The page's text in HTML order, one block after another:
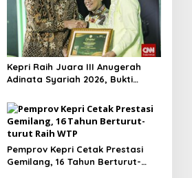
Kepri Raih Juara III Anugerah
Adinata Syariah 2026, Bukti
Pemprov Kepri Cetak Prestasi
Gemilang, 16 Tahun Berturut-